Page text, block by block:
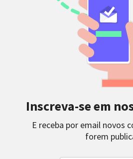
Inscreva-se em
E receba por email novos
forem